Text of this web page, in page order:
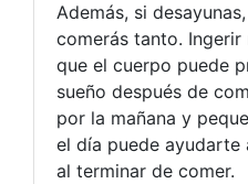
Además, si
comerás tanto. Ingerir
que el cuerpo puede
sueño después de
por la mañana y
el día puede ayudarte
al terminar de comer.